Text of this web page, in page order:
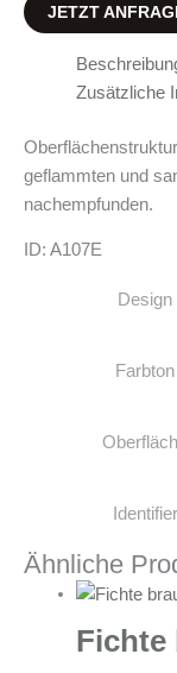
JETZT
Zusätzliche
geflammten und
nachempfunden.
ID: A107E
Design
Farbton
Identifier
Ähnliche
Fichte